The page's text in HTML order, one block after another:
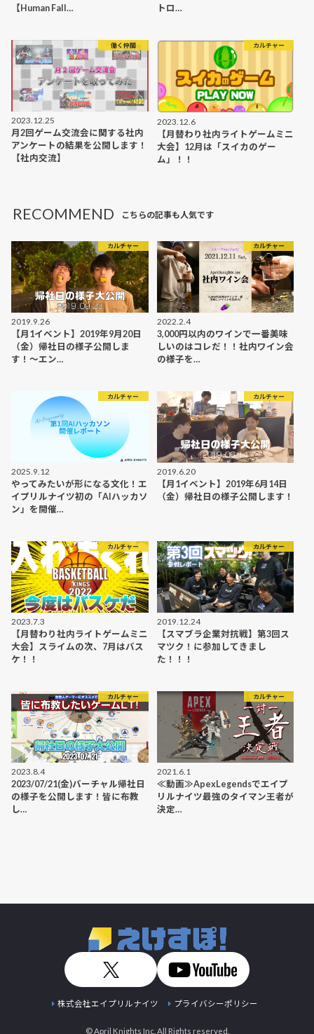
【Human Fall…
トロ…
働く仲間
2023.12.25
月2回ゲーム交流会に関する社内
アンケートの結果を公開します！
【社内交流】
カルチャー
2023.12.6
【月替わり社内ライトゲームミニ
大会】12月は「スイカのゲー
ム」！！
RECOMMEND こちらの記事も人気です
カルチャー
2019.9.26
【月1イベント】2019年9月20日
（金）帰社日の様子公開しま
す！〜エン…
カルチャー
2022.2.4
3,000円以内のワインで一番美味
しいのはコレだ！！社内ワイン会
の様子を…
カルチャー
2025.9.12
やってみたいが形になる文化！エ
イプリルナイツ初の「AIハッカソ
ン」を開催…
カルチャー
2019.6.20
【月1イベント】2019年6月14日
（金）帰社日の様子公開します！
カルチャー
2023.7.3
【月替わり社内ライトゲームミニ
大会】スライムの次、7月はバス
ケ！！
カルチャー
2019.12.24
【スマブラ企業対抗戦】第3回ス
マツク！に参加してきまし
た！！！
カルチャー
2023.8.4
2023/07/21(金)バーチャル帰社日
の様子を公開します！皆に布教
し…
カルチャー
2021.6.1
≪動画≫ApexLegendsでエイプ
リルナイツ最強のタイマン王者が
決定…
株式会社エイプリルナイツ プライバシーポリシー
© April Knights Inc. All Rights reserved.